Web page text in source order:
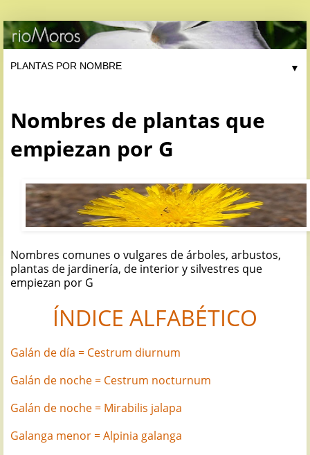
▼
Nombres de plantas que
empiezan por G
Nombres comunes o vulgares de árboles, arbustos,
plantas de jardinería, de interior y silvestres que
empiezan por G
ÍNDICE ALFABÉTICO
Galán de día = Cestrum diurnum
Galán de noche = Cestrum nocturnum
Galán de noche = Mirabilis jalapa
Galanga menor = Alpinia galanga